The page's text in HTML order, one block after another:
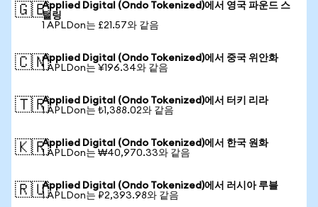
🇬🇧Applied Digital (Ondo Tokenized)에서 영국 파운드 스
털링
1 APLDon는 £21.57와 같음
🇨🇳Applied Digital (Ondo Tokenized)에서 중국 위안화
1 APLDon는 ¥196.34와 같음
🇹🇷Applied Digital (Ondo Tokenized)에서 터키 리라
1 APLDon는 ₺1,388.02와 같음
🇰🇷Applied Digital (Ondo Tokenized)에서 한국 원화
1 APLDon는 ₩40,970.33와 같음
🇷🇺Applied Digital (Ondo Tokenized)에서 러시아 루블
1 APLDon는 ₽2,393.98와 같음